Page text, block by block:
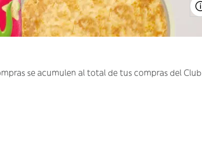
se acumulen al total de tus compras del Club